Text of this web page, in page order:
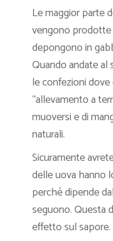
Le maggior parte
vengono prodotte
depongono in
Quando andate
le confezioni
“allevamento a
muoversi e di
naturali.
Sicuramente
delle uova hanno
perché dipende
seguono. Questa
effetto sul sapore.